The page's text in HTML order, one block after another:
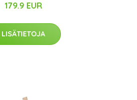
179.9 EUR
LISÄTIETOJA